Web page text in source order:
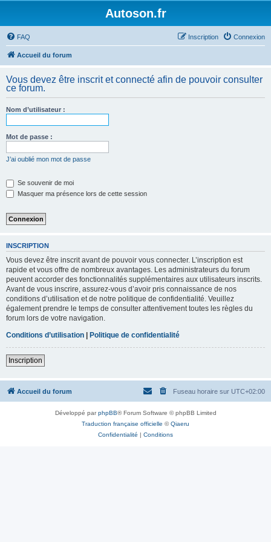
Autoson.fr
FAQ Connexion
Inscription
Accueil du forum
Vous devez être inscrit et connecté afin de pouvoir consulter
ce forum.
Nom d’utilisateur :
Mot de passe :
J’ai oublié mon mot de passe
Se souvenir de moi
Masquer ma présence lors de cette session
INSCRIPTION
Vous devez être inscrit avant de pouvoir vous connecter. L’inscription est
rapide et vous offre de nombreux avantages. Les administrateurs du forum
peuvent accorder des fonctionnalités supplémentaires aux utilisateurs inscrits.
Avant de vous inscrire, assurez-vous d’avoir pris connaissance de nos
conditions d’utilisation et de notre politique de confidentialité. Veuillez
également prendre le temps de consulter attentivement toutes les règles du
forum lors de votre navigation.
Conditions d’utilisation | Politique de confidentialité
Inscription
Accueil du forum Fuseau horaire sur UTC+02:00
Développé parphpBB® Forum Software © phpBB Limited
Traduction française officielle ©Qiaeru
Confidentialité | Conditions